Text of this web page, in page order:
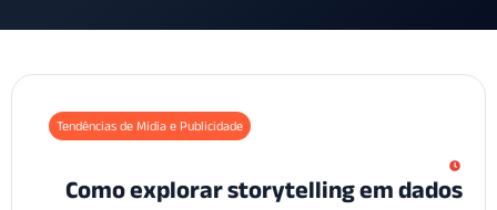
Tendências de Mídia e Publicidade
Como explorar storytelling em